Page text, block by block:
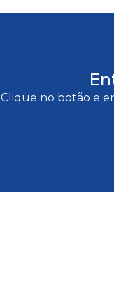
Clique no botão e